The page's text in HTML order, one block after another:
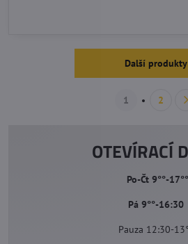
Další produkty
1 2
OTEVÍRACÍ
Po-Čt 9°°-17°°
Pá 9°°-16:30
Pauza 12:30-